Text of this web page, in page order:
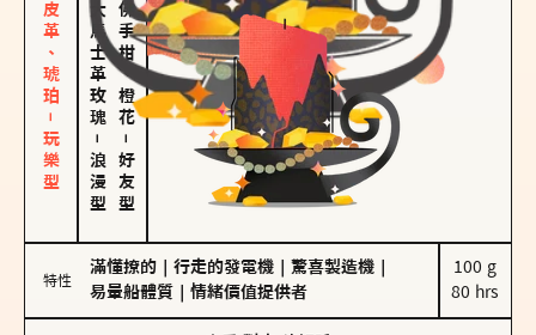
皮革、琥珀－玩樂型 大馬士革玫瑰
－
浪漫型
佛手柑、橙花
－
好友型
特性
滿懂撩的 行走的發電機 驚喜製造機
易暈船體質
情緒價值提供者
100 g
80 hrs